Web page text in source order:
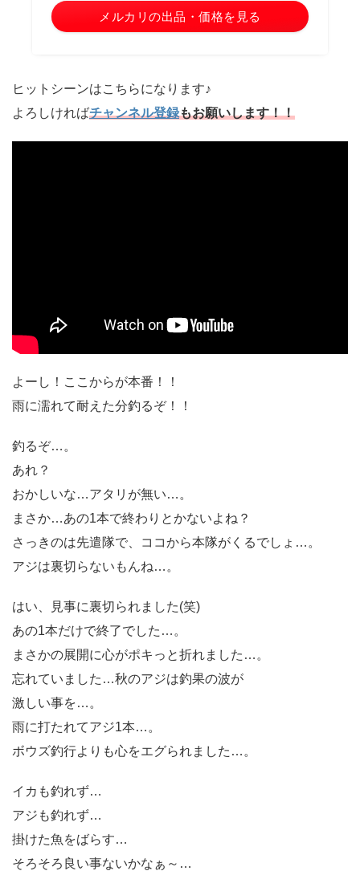
メルカリの出品・価格を見る
ヒットシーンはこちらになります♪
よろしければチャンネル登録もお願いします！！
よーし！ここからが本番！！
雨に濡れて耐えた分釣るぞ！！
釣るぞ…。
あれ？
おかしいな…アタリが無い…。
まさか…あの1本で終わりとかないよね？
さっきのは先遣隊で、ココから本隊がくるでしょ…。
アジは裏切らないもんね…。
はい、見事に裏切られました(笑)
あの1本だけで終了でした…。
まさかの展開に心がポキっと折れました…。
忘れていました…秋のアジは釣果の波が
激しい事を…。
雨に打たれてアジ1本…。
ボウズ釣行よりも心をエグられました…。
イカも釣れず…
アジも釣れず…
掛けた魚をばらす…
そろそろ良い事ないかなぁ～…